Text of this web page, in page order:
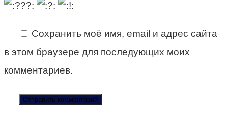
Сохранить моё имя, email и адрес сайта
в этом браузере для последующих моих
комментариев.